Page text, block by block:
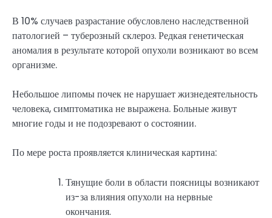
В 10% случаев разрастание обусловлено наследственной
патологией – туберозный склероз. Редкая генетическая
аномалия в результате которой опухоли возникают во всем
организме.
Небольшое липомы почек не нарушает жизнедеятельность
человека, симптоматика не выражена. Больные живут
многие годы и не подозревают о состоянии.
По мере роста проявляется клиническая картина:
Тянущие боли в области поясницы возникают
из-за влияния опухоли на нервные
окончания.